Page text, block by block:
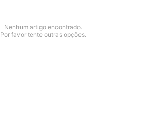
Nenhum artigo encontrado.
Por favor tente outras opções.